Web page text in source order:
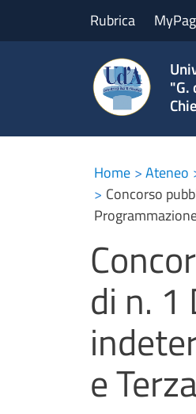
Rubrica
"G.
Home Ateneo
Concorso
di n. 1
e